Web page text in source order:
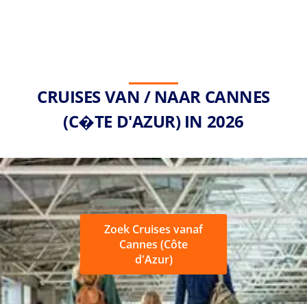
CRUISES VAN / NAAR CANNES
(C�TE D'AZUR) IN 2026
Zoek Cruises vanaf
Cannes (Côte
d'Azur)